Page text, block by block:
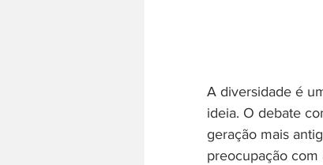
A diversidade é
ideia. O debate
geração mais
preocupação